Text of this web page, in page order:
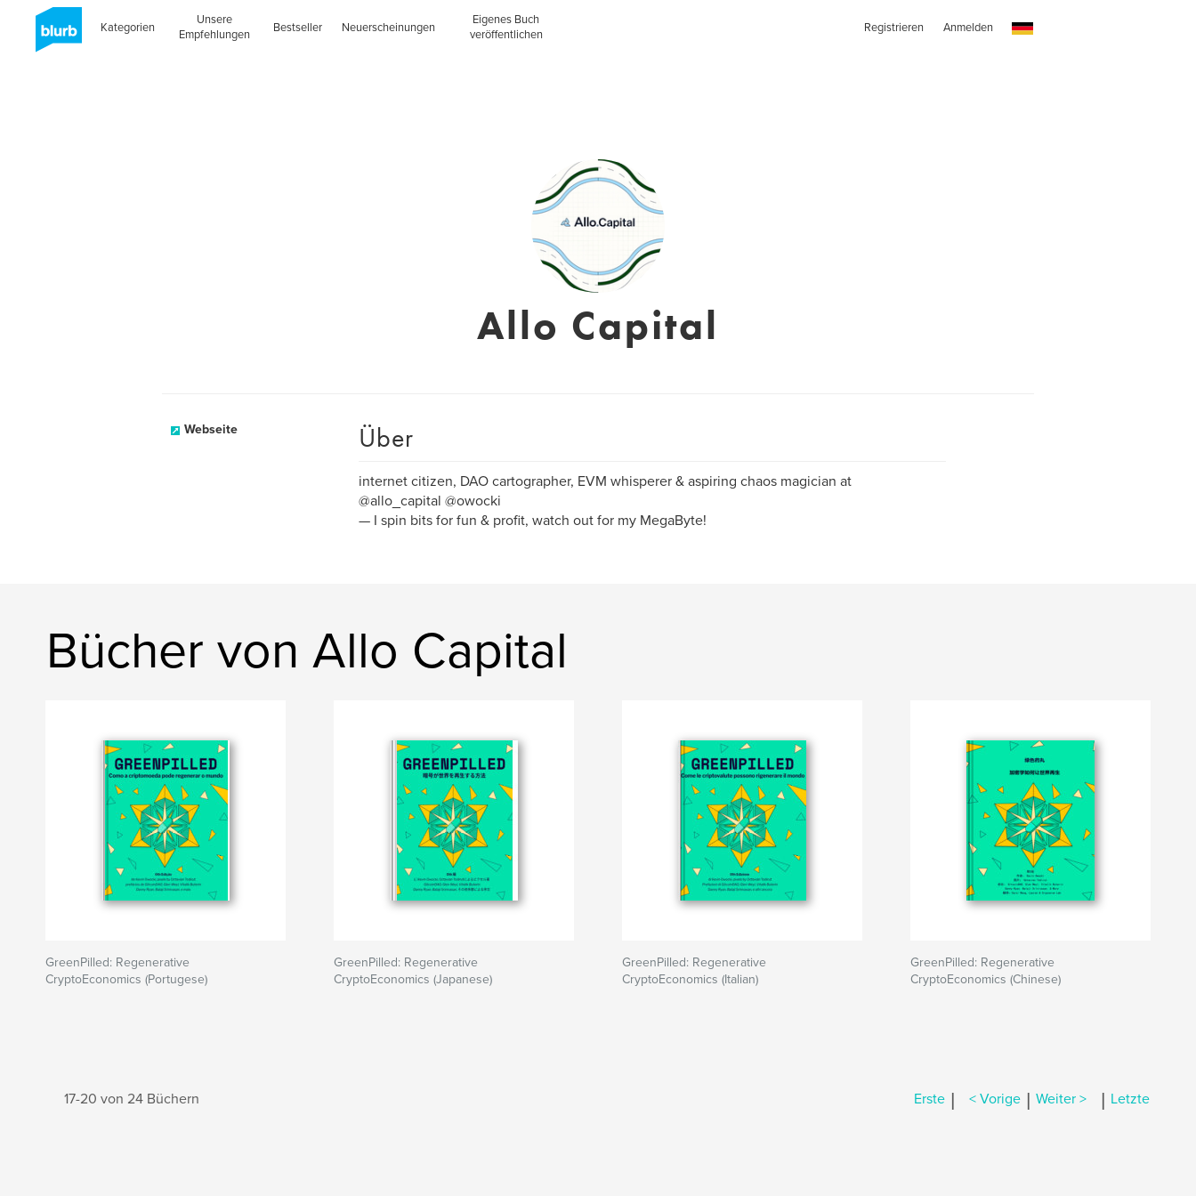
Kategorien
Unsere
Empfehlungen
Bestseller Neuerscheinungen
Eigenes Buch
veröffentlichen
Registrieren Anmelden
Allo Capital
Webseite Über
internet citizen, DAO cartographer, EVM whisperer & aspiring chaos magician at
@allo_capital @owocki
— I spin bits for fun & profit, watch out for my MegaByte!
Bücher von Allo Capital
GreenPilled: Regenerative
CryptoEconomics (Portugese)
GreenPilled: Regenerative
CryptoEconomics (Japanese)
GreenPilled: Regenerative
CryptoEconomics (Italian)
GreenPilled: Regenerative
CryptoEconomics (Chinese)
17-20 von 24 Büchern Erste | < Vorige | Weiter > | Letzte